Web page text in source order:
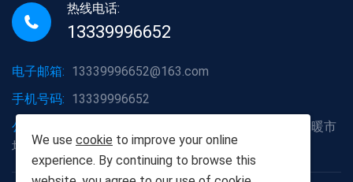
热线电话:
13339996652
电子邮箱: 13339996652@163.com
手机号码: 13339996652
公司地址:
湖北省武汉市洪山区白沙洲大道烽火五金水暖市
场A2栋6号
We use cookie to improve your online
experience. By continuing to browse this